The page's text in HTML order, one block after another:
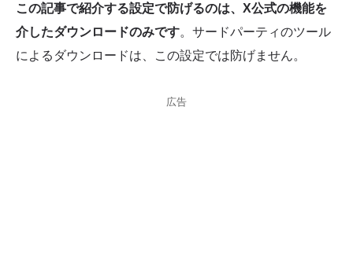
この記事で紹介する設定で防げるのは、X公式の機能を
介したダウンロードのみです。サードパーティのツール
によるダウンロードは、この設定では防げません。
広告